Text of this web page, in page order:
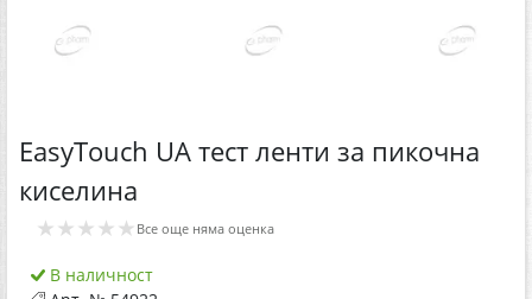
EasyTouch UA тест ленти за пикочна
киселина
★★★★★ Все още няма оценка
В наличност